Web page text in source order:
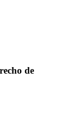
de